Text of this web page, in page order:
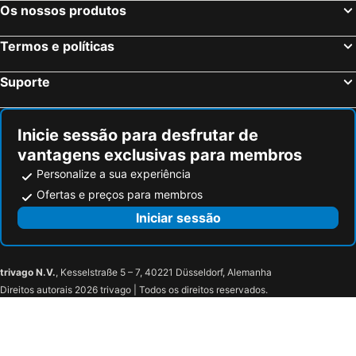
Habovka, bed and breakfasts
Lipnica Wielka, bed and breakfasts
Kežmarok, bed and breakfasts
Jablonka, bed and breakfasts
Os nossos produtos
Termos e políticas
Suporte
Inicie sessão para desfrutar de
vantagens exclusivas para membros
Personalize a sua experiência
Ofertas e preços para membros
Iniciar sessão
trivago N.V., Kesselstraße 5 – 7, 40221 Düsseldorf, Alemanha
Direitos autorais 2026 trivago | Todos os direitos reservados.